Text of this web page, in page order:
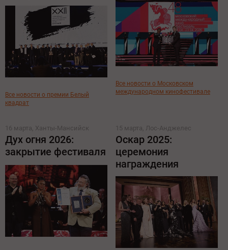
Все новости о премии Белый
квадрат
Все новости о Московском
международном кинофестивале
16 марта, Ханты-Мансийск
Дух огня 2026:
закрытие фестиваля
15 марта, Лос-Анджелес
Оскар 2025:
церемония
награждения